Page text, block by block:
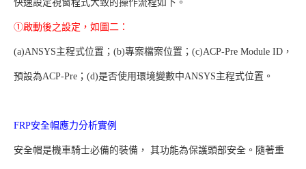
快速設定視窗程式大致的操作流程如下。
①啟動後之設定，如圖二：
(a)ANSYS主程式位置；(b)專案檔案位置；(c)ACP-Pre Module ID，
預設為ACP-Pre；(d)是否使用環境變數中ANSYS主程式位置。
FRP安全帽應力分析實例
安全帽是機車騎士必備的裝備， 其功能為保護頭部安全。隨著重